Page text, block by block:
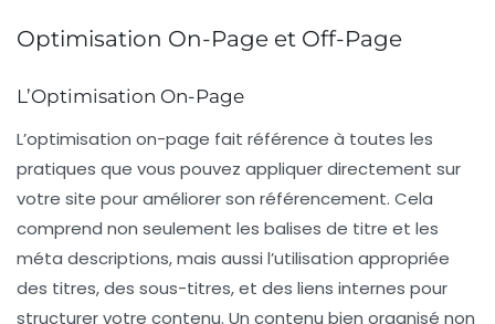
Optimisation On-Page et Off-Page
L’Optimisation On-Page
L’optimisation on-page fait référence à toutes les
pratiques que vous pouvez appliquer directement sur
votre site pour améliorer son référencement. Cela
comprend non seulement les balises de titre et les
méta descriptions, mais aussi l’utilisation appropriée
des titres, des sous-titres, et des liens internes pour
structurer votre contenu. Un contenu bien organisé non